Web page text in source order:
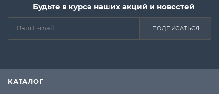
Будьте в курсе наших акций и новостей
ПОДПИСАТЬСЯ
КАТАЛОГ